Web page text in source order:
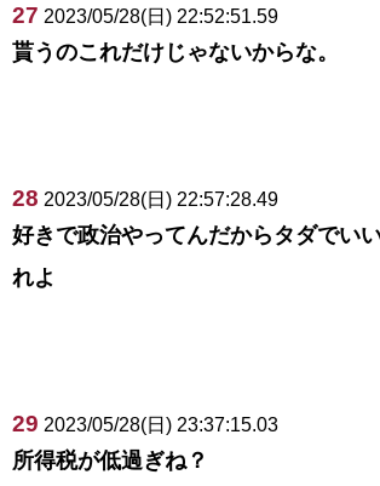
27 2023/05/28(日) 22:52:51.59
貰うのこれだけじゃないからな。
28 2023/05/28(日) 22:57:28.49
好きで政治やってんだからタダでい
れよ
29 2023/05/28(日) 23:37:15.03
所得税が低過ぎね？